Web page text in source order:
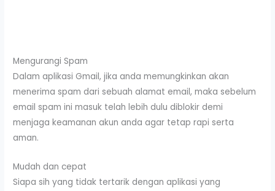
Mengurangi Spam
Dalam aplikasi Gmail, jika anda memungkinkan akan
menerima spam dari sebuah alamat email, maka sebelum
email spam ini masuk telah lebih dulu diblokir demi
menjaga keamanan akun anda agar tetap rapi serta
aman.
Mudah dan cepat
Siapa sih yang tidak tertarik dengan aplikasi yang